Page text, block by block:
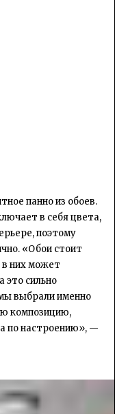
панно из обоев.
в себя цвета,
поэтому
«Обои стоит
в них может
это сильно
выбрали именно
композицию,
по настроению», —